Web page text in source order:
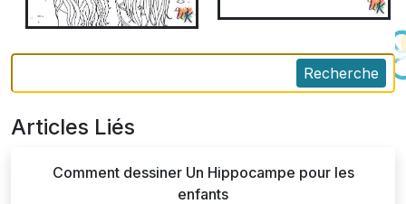
Recherche
Articles Liés
Comment dessiner Un Hippocampe pour les
enfants